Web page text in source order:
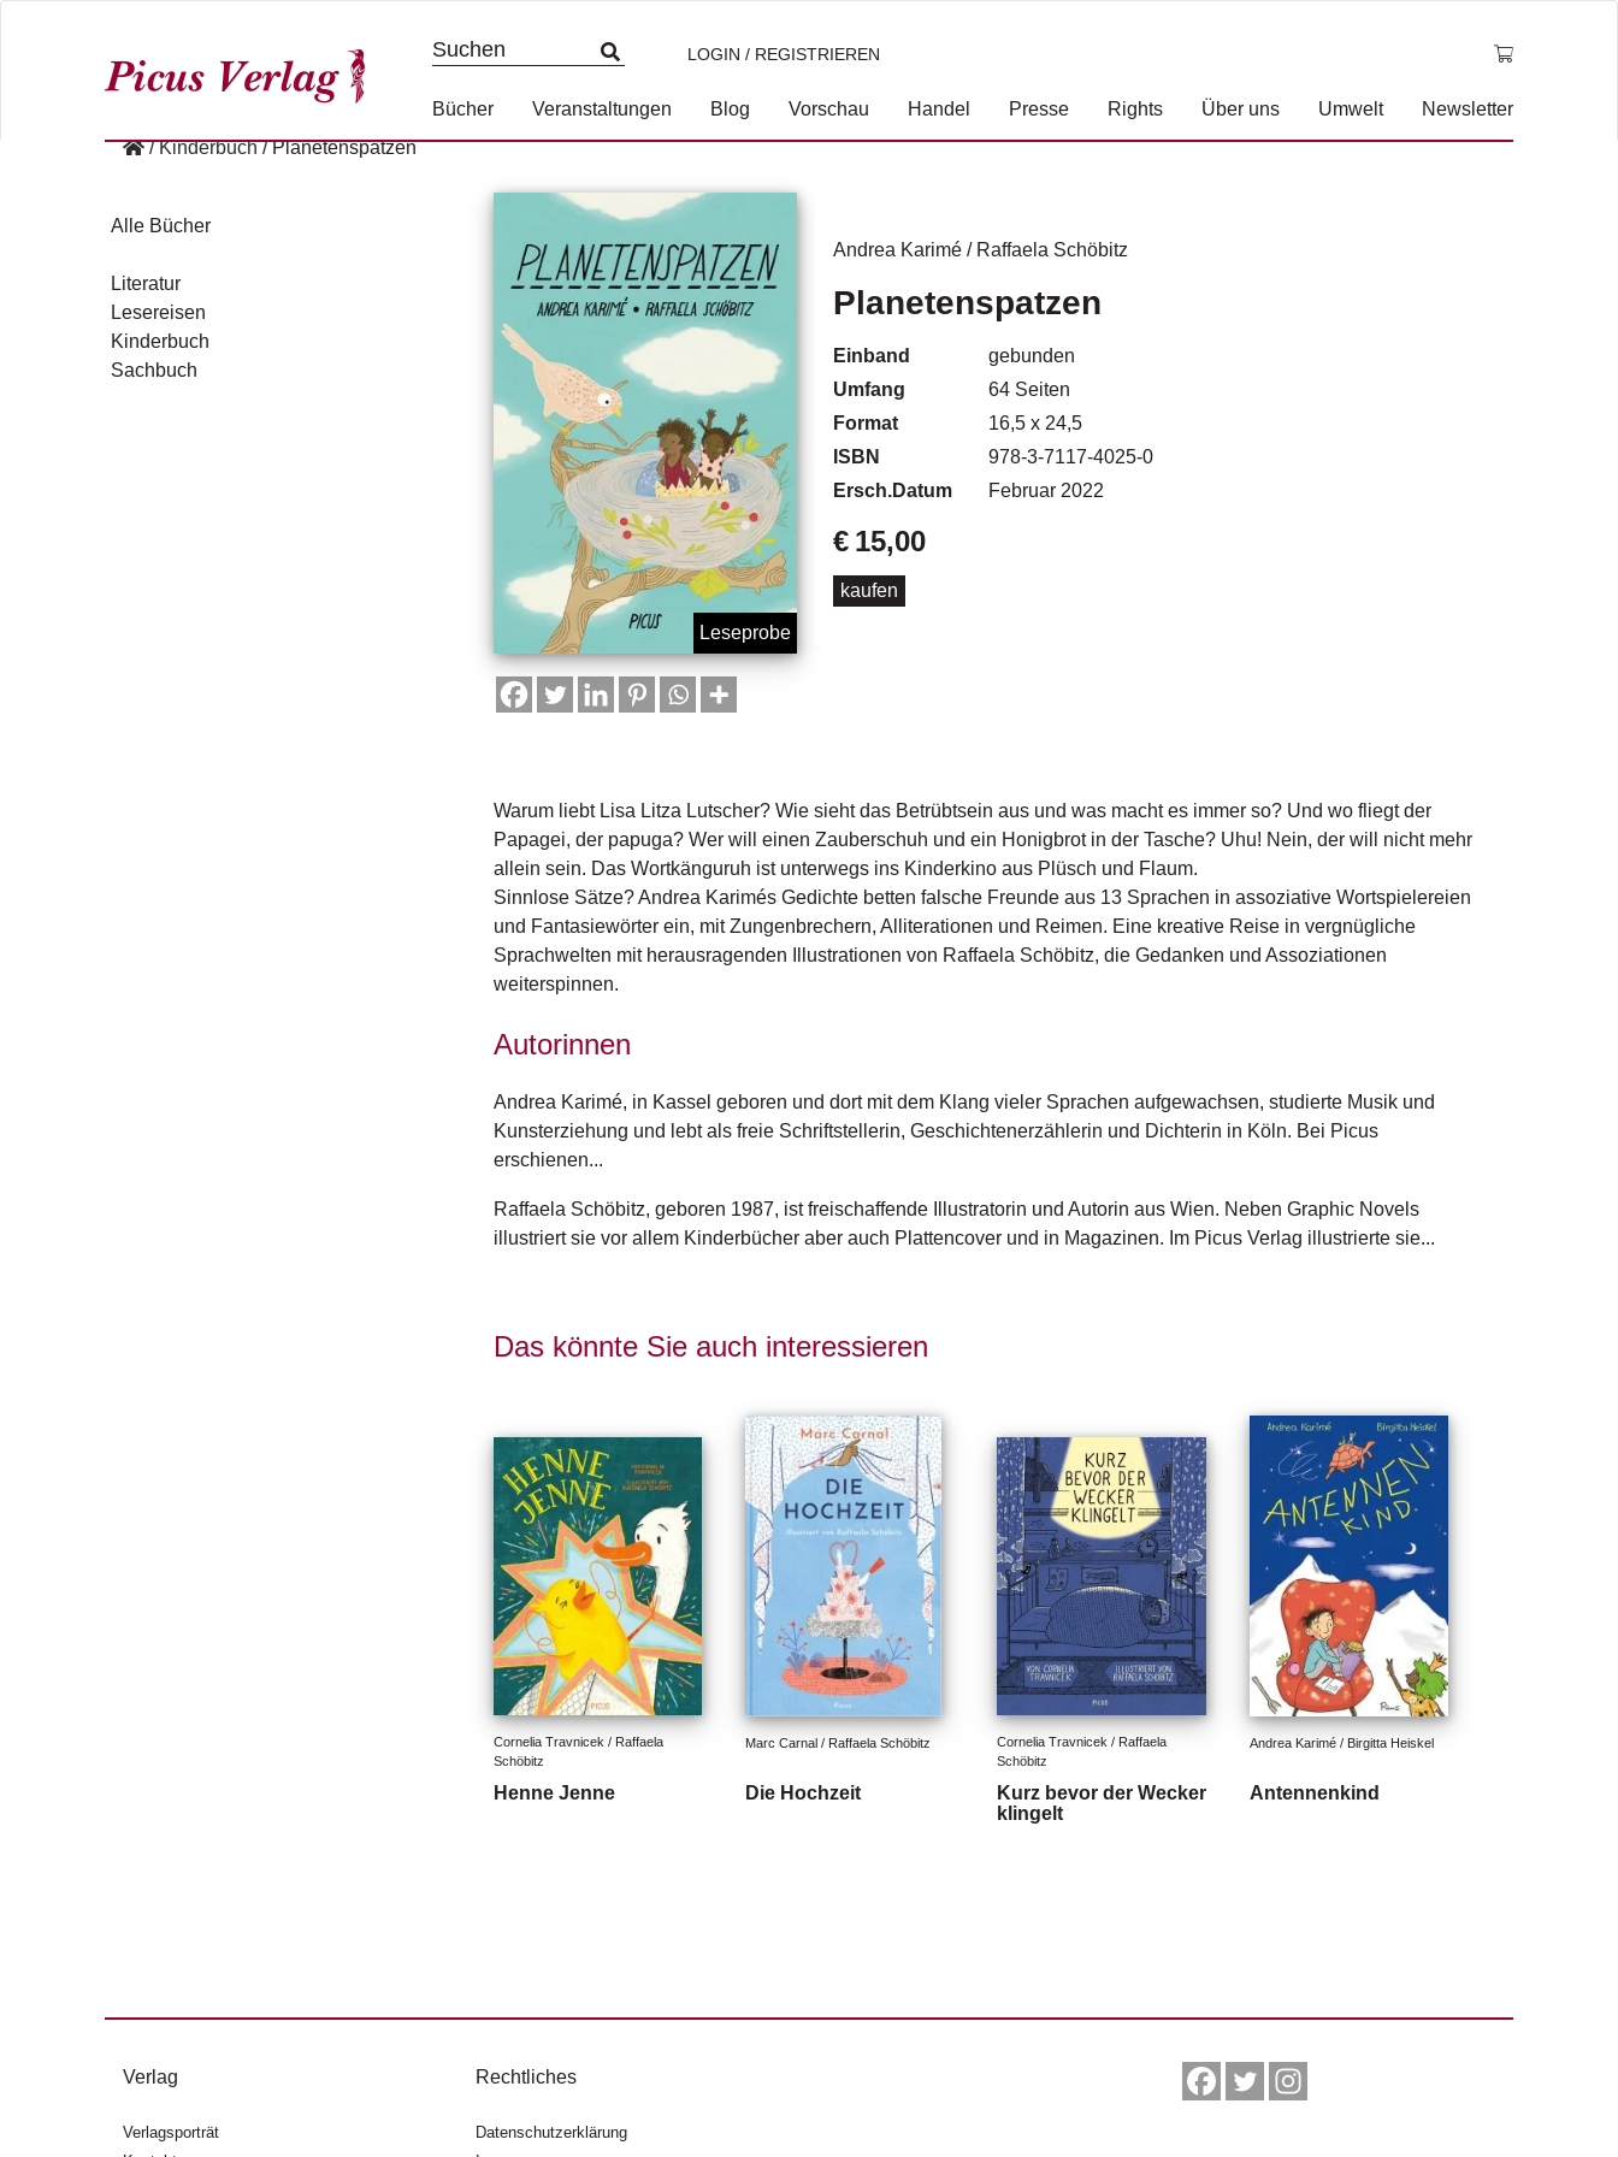
LOGIN / REGISTRIEREN
Bücher Veranstaltungen Blog Vorschau Handel Presse Rights Über uns Umwelt
Newsletter
/ Kinderbuch / Planetenspatzen
Andrea Karimé/ Raffaela Schöbitz
Planetenspatzen
Einband
gebunden
Umfang
64Seiten
Format
16,5 x 24,5
ISBN
978-3-7117-4025-0
Ersch.Datum
Februar 2022
€ 15,00
kaufen
Warum liebt Lisa Litza Lutscher? Wie sieht das Betrübtsein aus und was macht es immer so? Und wo fliegt der
Papagei, der papuga? Wer will einen Zauberschuh und ein Honigbrot in der Tasche? Uhu! Nein, der will nicht mehr
allein sein. Das Wortkänguruh ist unterwegs ins Kinderkino aus Plüsch und Flaum.
Sinnlose Sätze? Andrea Karimés Gedichte betten falsche Freunde aus 13 Sprachen in assoziative Wortspielereien
und Fantasiewörter ein, mit Zungenbrechern, Alliterationen und Reimen. Eine kreative Reise in vergnügliche
Sprachwelten mit herausragenden Illustrationen von Raffaela Schöbitz, die Gedanken und Assoziationen
weiterspinnen.
Autorinnen
Andrea Karimé, in Kassel geboren und dort mit dem Klang vieler Sprachen aufgewachsen, studierte Musik und
Kunsterziehung und lebt als freie Schriftstellerin, Geschichtenerzählerin und Dichterin in Köln. Bei Picus
erschienen...
Raffaela Schöbitz, geboren 1987, ist freischaffende Illustratorin und Autorin aus Wien. Neben Graphic Novels
illustriert sie vor allem Kinderbücher aber auch Plattencover und in Magazinen. Im Picus Verlag illustrierte sie...
Das könnte Sie auch interessieren
Cornelia Travnicek / Raffaela
Schöbitz
Henne Jenne
Marc Carnal / Raffaela Schöbitz
Die Hochzeit
Cornelia Travnicek / Raffaela
Schöbitz
Kurz bevor der Wecker
klingelt
Andrea Karimé / Birgitta Heiskel
Antennenkind
Alle Bücher
Literatur
Lesereisen
Kinderbuch
Sachbuch
Verlag
Verlagsporträt
Rechtliches
Datenschutzerklärung